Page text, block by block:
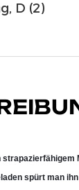
D (2)
spürt man